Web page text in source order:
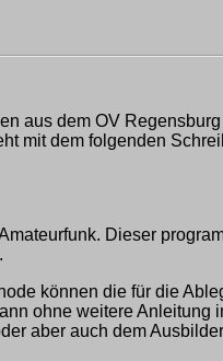
aus dem OV
mit dem folgenden
Dieser
können die für die
ohne weitere
aber auch dem